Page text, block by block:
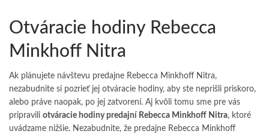
Otváracie hodiny Rebecca
Minkhoff Nitra
Ak plánujete návštevu predajne Rebecca Minkhoff Nitra,
nezabudnite si pozrieť jej otváracie hodiny, aby ste neprišli priskoro,
alebo práve naopak, po jej zatvorení. Aj kvôli tomu sme pre vás
pripravili otváracie hodiny predajní Rebecca Minkhoff Nitra, ktoré
uvádzame nižšie. Nezabudnite, že predajne Rebecca Minkhoff